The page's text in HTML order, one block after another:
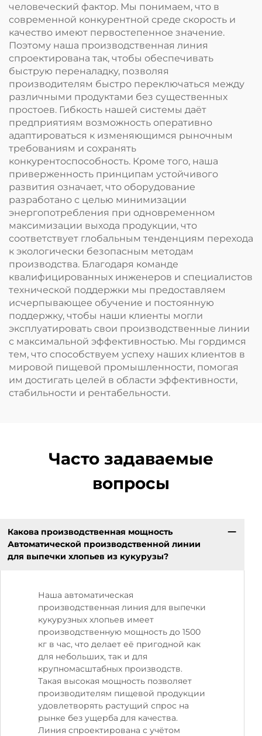
человеческий фактор. Мы понимаем, что в
современной конкурентной среде скорость и
качество имеют первостепенное значение.
Поэтому наша производственная линия
спроектирована так, чтобы обеспечивать
быструю переналадку, позволяя
производителям быстро переключаться между
различными продуктами без существенных
простоев. Гибкость нашей системы даёт
предприятиям возможность оперативно
адаптироваться к изменяющимся рыночным
требованиям и сохранять
конкурентоспособность. Кроме того, наша
приверженность принципам устойчивого
развития означает, что оборудование
разработано с целью минимизации
энергопотребления при одновременном
максимизации выхода продукции, что
соответствует глобальным тенденциям перехода
к экологически безопасным методам
производства. Благодаря команде
квалифицированных инженеров и специалистов
технической поддержки мы предоставляем
исчерпывающее обучение и постоянную
поддержку, чтобы наши клиенты могли
эксплуатировать свои производственные линии
с максимальной эффективностью. Мы гордимся
тем, что способствуем успеху наших клиентов в
мировой пищевой промышленности, помогая
им достигать целей в области эффективности,
стабильности и рентабельности.
Часто задаваемые
вопросы
Какова производственная мощность
Автоматической производственной линии
для выпечки хлопьев из кукурузы?
Наша автоматическая
производственная линия для выпечки
кукурузных хлопьев имеет
производственную мощность до 1500
кг в час, что делает её пригодной как
для небольших, так и для
крупномасштабных производств.
Такая высокая мощность позволяет
производителям пищевой продукции
удовлетворять растущий спрос на
рынке без ущерба для качества.
Линия спроектирована с учётом